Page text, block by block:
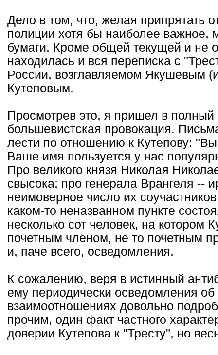
Дело в том, что, желая припрятать
полиции хотя бы наиболее важное,
бумаги. Кроме общей текущей и не
находилась и вся переписка с
России, возглавляемом Якушевым
Кутеповым.
Просмотрев это, я пришел в полный
большевистская провокация.
лести по отношению к Кутепову:
Ваше имя пользуется у нас
Про великого князя Николая
свысока; про генерала Врангеля --
неимоверное число их
каком-то неназванном пункте
несколько сот человек, на котором
почетным членом, не то почетным
и, паче всего, осведомления.
К сожалению, веря в истинный
ему периодически осведомления об
взаимоотношениях довольно
прочим, один факт частного
доверии Кутепова к "Тресту", но